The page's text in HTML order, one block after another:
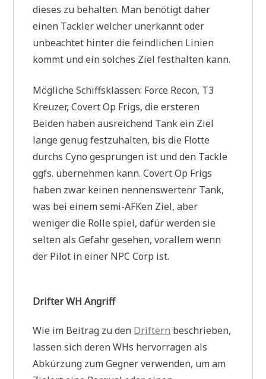
dieses zu behalten. Man benötigt daher
einen Tackler welcher unerkannt oder
unbeachtet hinter die feindlichen Linien
kommt und ein solches Ziel festhalten kann.
Mögliche Schiffsklassen: Force Recon, T3
Kreuzer, Covert Op Frigs, die ersteren
Beiden haben ausreichend Tank ein Ziel
lange genug festzuhalten, bis die Flotte
durchs Cyno gesprungen ist und den Tackle
ggfs. übernehmen kann. Covert Op Frigs
haben zwar keinen nennenswertenr Tank,
was bei einem semi-AFKen Ziel, aber
weniger die Rolle spiel, dafür werden sie
selten als Gefahr gesehen, vorallem wenn
der Pilot in einer NPC Corp ist.
Drifter WH Angriff
Wie im Beitrag zu den Driftern beschrieben,
lassen sich deren WHs hervorragen als
Abkürzung zum Gegner verwenden, um am